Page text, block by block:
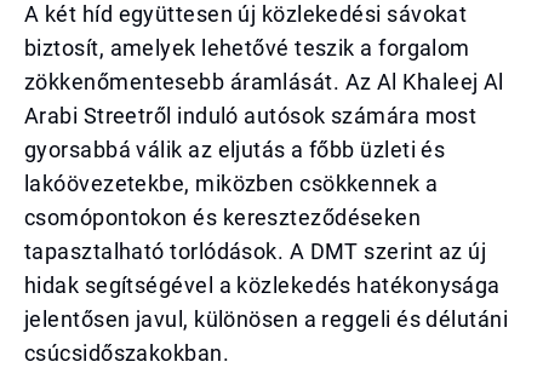
A két híd együttesen új közlekedési sávokat
biztosít, amelyek lehetővé teszik a forgalom
zökkenőmentesebb áramlását. Az Al Khaleej Al
Arabi Streetről induló autósok számára most
gyorsabbá válik az eljutás a főbb üzleti és
lakóövezetekbe, miközben csökkennek a
csomópontokon és kereszteződéseken
tapasztalható torlódások. A DMT szerint az új
hidak segítségével a közlekedés hatékonysága
jelentősen javul, különösen a reggeli és délutáni
csúcsidőszakokban.